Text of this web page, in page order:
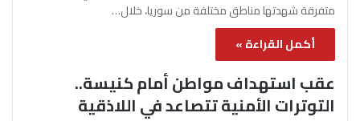
متفرقة شهدتها مناطق مختلفة من سوريا، خلال…
أكمل القراءة »
عقب استهداف مواطن أمام كنيسة..
التوترات الأمنية تتصاعد في اللاذقية